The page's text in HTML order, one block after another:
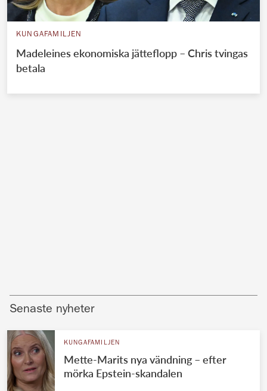
KUNGAFAMILJEN
Madeleines ekonomiska jätteflopp – Chris tvingas
betala
Senaste nyheter
KUNGAFAMILJEN
Mette-Marits nya vändning – efter
mörka Epstein-skandalen